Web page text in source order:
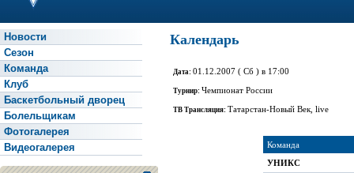
Новости
Сезон
Команда
Клуб
Баскетбольный дворец
Болельщикам
Фотогалерея
Видеогалерея
Календарь
Дата: 01.12.2007 ( Сб ) в 17:00
Турнир: Чемпионат России
ТВ Трансляция: Татарстан-Новый Век, live
Команда
УНИКС